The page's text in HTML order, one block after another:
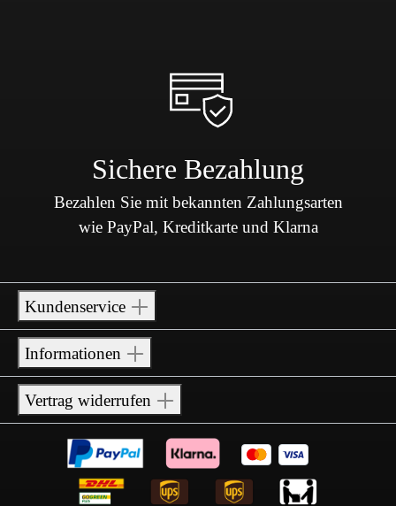
Sichere Bezahlung
Bezahlen Sie mit bekannten Zahlungsarten
wie PayPal, Kreditkarte und Klarna
Kundenservice
Informationen
Vertrag widerrufen